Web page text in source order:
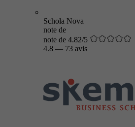
Schola Nova
note de
note de 4.82/5
4.8 — 73 avis